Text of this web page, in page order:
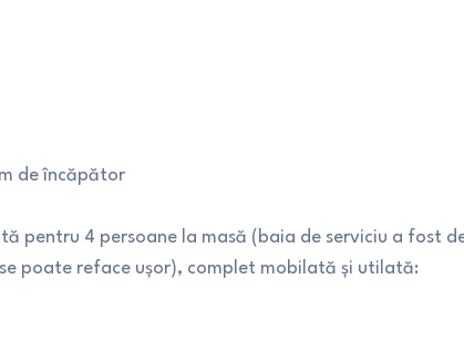
de încăpător
pentru 4 persoane la masă (baia de serviciu a fost
poate reface ușor), complet mobilată și utilată: